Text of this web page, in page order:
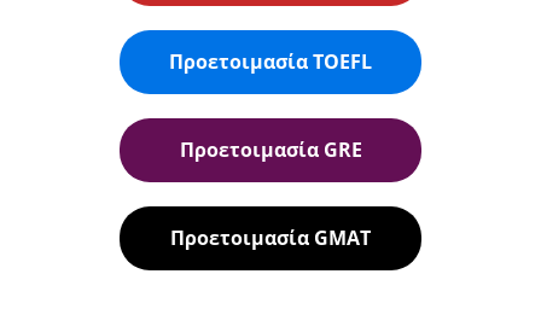
Προετοιμασία TOEFL
Προετοιμασία GRE
Προετοιμασία GMAT